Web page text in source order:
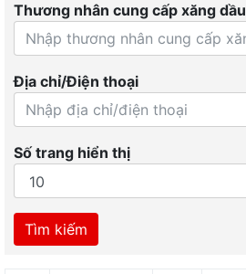
Thương nhân cung cấp xăng dầu
Địa chỉ/Điện thoại
Số trang hiển thị
Tìm kiếm